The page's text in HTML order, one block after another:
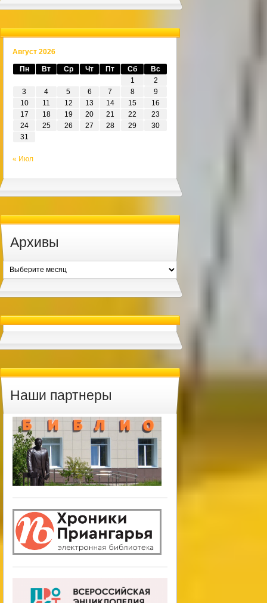
Август 2026
Пн Вт Ср Чт Пт Сб
Вс
1
2
3
4 5 6 7 8
9
10
11 12 13 14 15
16
17
18 19 20 21 22
23
24
25 26 27 28 29
30
31
« Июл
Архивы
Архивы
Наши партнеры